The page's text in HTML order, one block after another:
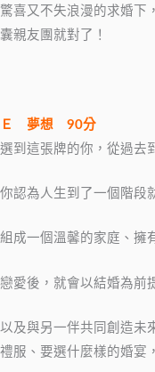
驚喜又不失浪漫的求婚下
囊親友團就對了！
Ｅ 夢想 90分
選到這張牌的你，從過去
你認為人生到了一個階段
組成一個溫馨的家庭、擁
戀愛後，就會以結婚為前
以及與另一伴共同創造未
禮服、要選什麼樣的婚宴，